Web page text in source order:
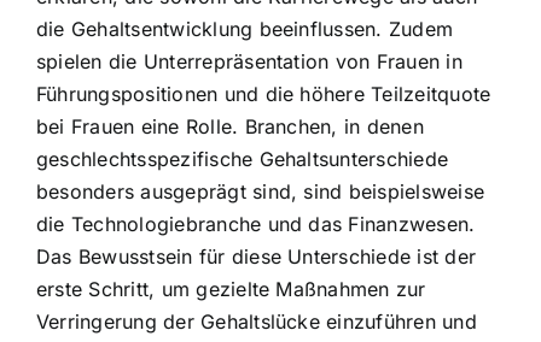
die Gehaltsentwicklung beeinflussen. Zudem
spielen die Unterrepräsentation von Frauen in
Führungspositionen und die höhere Teilzeitquote
bei Frauen eine Rolle. Branchen, in denen
geschlechtsspezifische Gehaltsunterschiede
besonders ausgeprägt sind, sind beispielsweise
die Technologiebranche und das Finanzwesen.
Das Bewusstsein für diese Unterschiede ist der
erste Schritt, um gezielte Maßnahmen zur
Verringerung der Gehaltslücke einzuführen und